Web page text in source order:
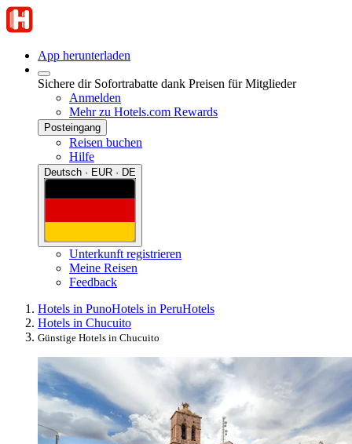
App herunterladen
Sichere dir Sofortrabatte dank Preisen für Mitglieder
Anmelden
Mehr zu Hotels.com Rewards
Posteingang
Reisen buchen
Hilfe
Deutsch · EUR · DE
Unterkunft registrieren
Meine Reisen
Feedback
Hotels in PunoHotels in PeruHotels
Hotels in Chucuito
Günstige Hotels in Chucuito